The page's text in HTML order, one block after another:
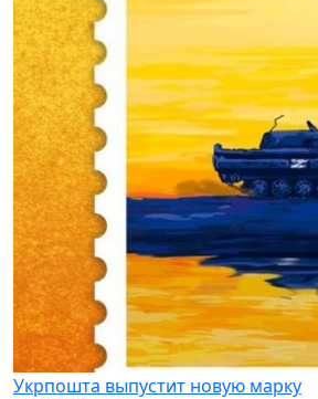
Укрпошта выпустит новую марку